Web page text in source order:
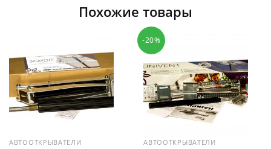
Похожие товары
АВТООТКРЫВАТЕЛИ
-20%
АВТООТКРЫВАТЕЛИ